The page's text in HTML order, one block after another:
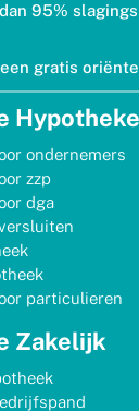
95%
gratis
ondernemers
zzp
dga
particulieren
Zakelijk